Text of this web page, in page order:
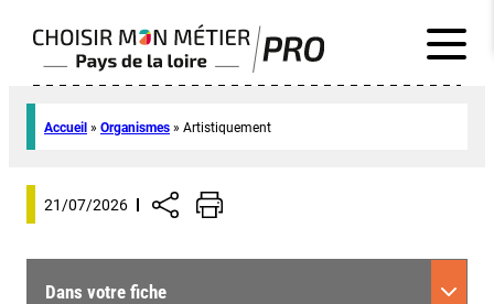
Accueil » Organismes » Artistiquement
21/07/2026
Dans votre fiche